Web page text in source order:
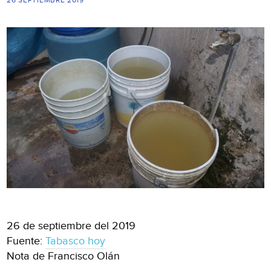
26 de septiembre del 2019
Fuente:Tabasco hoy
Nota de Francisco Olán